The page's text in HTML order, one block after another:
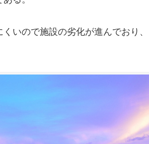
いので施設の劣化が進んでおり、